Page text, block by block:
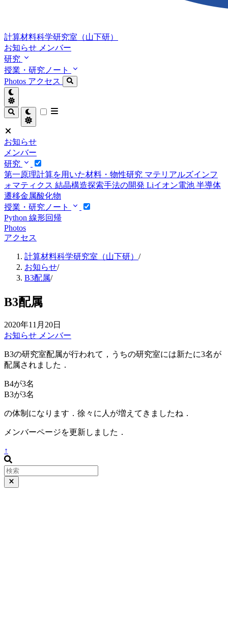
計算材料科学研究室（山下研）
お知らせ メンバー
研究
授業・研究ノート
Photos アクセス
お知らせ
メンバー
研究
第一原理計算を用いた材料・物性研究 マテリアルズインフ
ォマティクス 結晶構造探索手法の開発 Liイオン電池 半導体
遷移金属酸化物
授業・研究ノート
Python 線形回帰
Photos
アクセス
計算材料科学研究室（山下研） /
お知らせ/
B3配属/
B3配属
2020年11月20日
お知らせ メンバー
B3の研究室配属が行われて，うちの研究室には新たに3名が
配属されました．
B4が3名
B3が3名
の体制になります．徐々に人が増えてきましたね．
メンバーページを更新しました．
↑